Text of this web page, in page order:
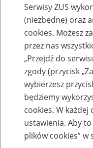
Szkolenia
Zaproś ZUS do
eZUS w
Serwisy ZUS
(niezbędne) oraz
cookies. Możesz
przez nas
„Przejdź do
zgody (przycisk
wybierzesz
będziemy
cookies. W każdej
ustawienia. Aby
plików cookies” w